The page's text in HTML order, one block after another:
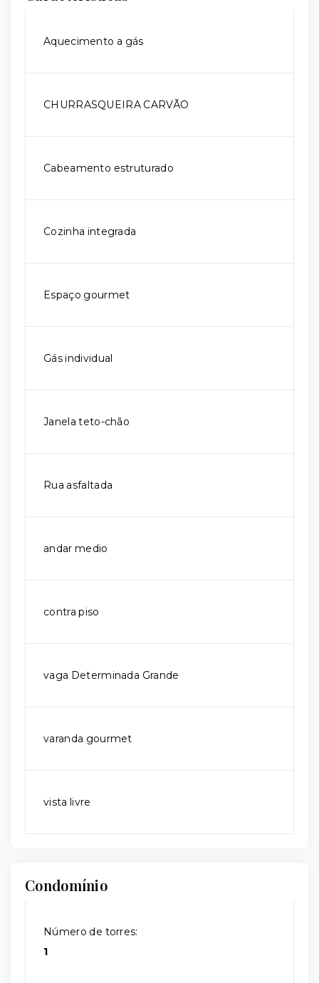
Aquecimento a gás
CHURRASQUEIRA CARVÃO
Cabeamento estruturado
Cozinha integrada
Espaço gourmet
Gás individual
Janela teto-chão
Rua asfaltada
andar medio
contra piso
vaga Determinada Grande
varanda gourmet
vista livre
Condomínio
Número de torres:
1